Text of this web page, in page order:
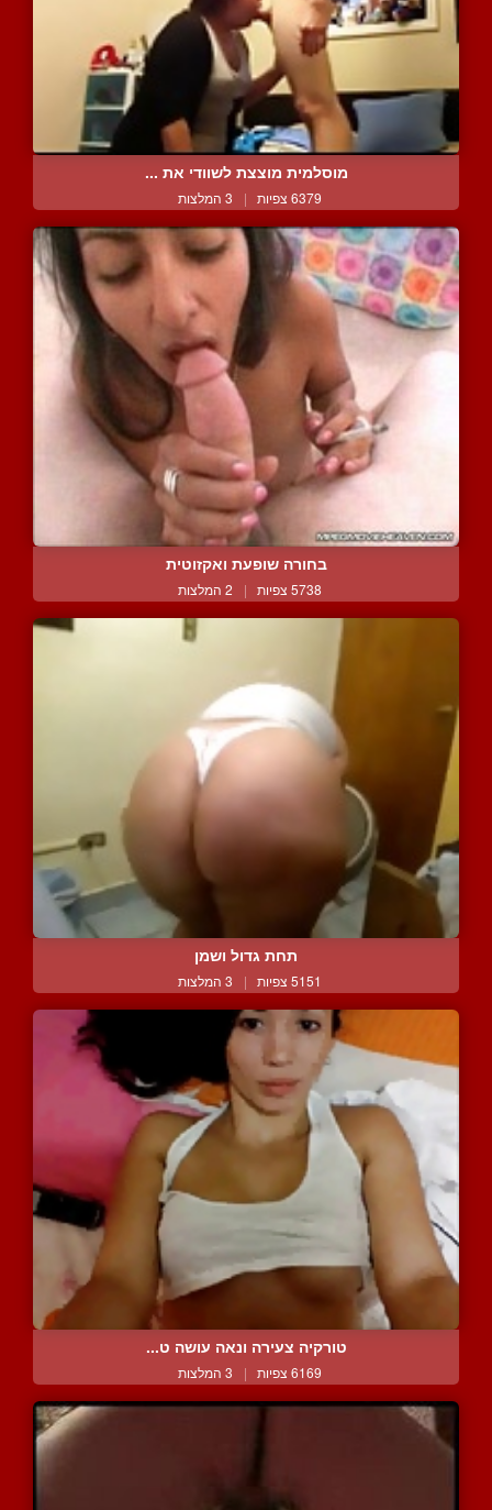
מוסלמית מוצצת לשוודי את ...
6379 צפיות | 3 המלצות
בחורה שופעת ואקזוטית
5738 צפיות | 2 המלצות
תחת גדול ושמן
5151 צפיות | 3 המלצות
טורקיה צעירה ונאה עושה ט...
6169 צפיות | 3 המלצות